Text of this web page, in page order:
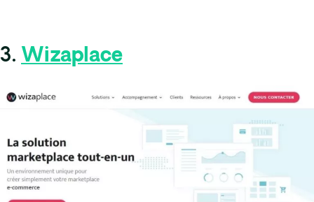
3. Wizaplace